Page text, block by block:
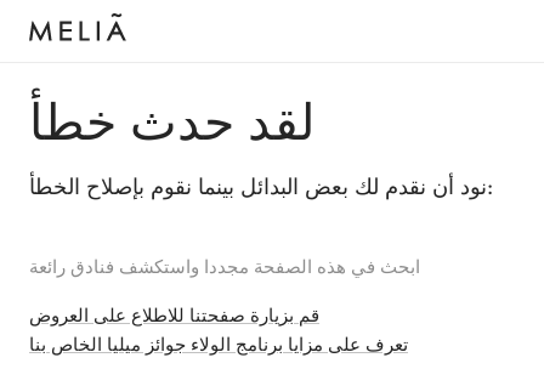
لقد حدث خطأ
نود أن نقدم لك بعض البدائل بينما نقوم بإصلاح الخطأ:
ابحث في هذه الصفحة مجددا واستكشف فنادق رائعة
قم بزيارة صفحتنا للاطلاع على العروض
تعرف على مزايا برنامج الولاء جوائز ميليا الخاص بنا